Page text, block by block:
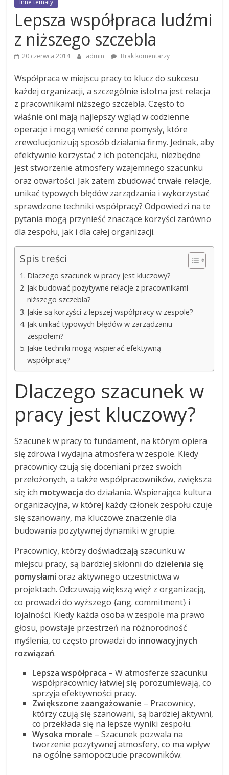
Inne tematy
Lepsza współpraca ludźmi
z niższego szczebla
20 czerwca 2014 admin Brak komentarzy
Współpraca w miejscu pracy to klucz do sukcesu
każdej organizacji, a szczególnie istotna jest relacja
z pracownikami niższego szczebla. Często to
właśnie oni mają najlepszy wgląd w codzienne
operacje i mogą wnieść cenne pomysły, które
zrewolucjonizują sposób działania firmy. Jednak, aby
efektywnie korzystać z ich potencjału, niezbędne
jest stworzenie atmosfery wzajemnego szacunku
oraz otwartości. Jak zatem zbudować trwałe relacje,
unikać typowych błędów zarządzania i wykorzystać
sprawdzone techniki współpracy? Odpowiedzi na te
pytania mogą przynieść znaczące korzyści zarówno
dla zespołu, jak i dla całej organizacji.
Spis treści
Dlaczego szacunek w pracy jest kluczowy?
Jak budować pozytywne relacje z pracownikami
niższego szczebla?
Jakie są korzyści z lepszej współpracy w zespole?
Jak unikać typowych błędów w zarządzaniu
zespołem?
Jakie techniki mogą wspierać efektywną
współpracę?
Dlaczego szacunek w
pracy jest kluczowy?
Szacunek w pracy to fundament, na którym opiera
się zdrowa i wydajna atmosfera w zespole. Kiedy
pracownicy czują się doceniani przez swoich
przełożonych, a także współpracowników, zwiększa
się ich motywacja do działania. Wspierająca kultura
organizacyjna, w której każdy członek zespołu czuje
się szanowany, ma kluczowe znaczenie dla
budowania pozytywnej dynamiki w grupie.
Pracownicy, którzy doświadczają szacunku w
miejscu pracy, są bardziej skłonni do dzielenia się
pomysłami oraz aktywnego uczestnictwa w
projektach. Odczuwają większą więź z organizacją,
co prowadzi do wyższego {ang. commitment} i
lojalności. Kiedy każda osoba w zespole ma prawo
głosu, powstaje przestrzeń na różnorodność
myślenia, co często prowadzi do innowacyjnych
rozwiązań.
Lepsza współpraca – W atmosferze szacunku
współpracownicy łatwiej się porozumiewają, co
sprzyja efektywności pracy.
Zwiększone zaangażowanie – Pracownicy,
którzy czują się szanowani, są bardziej aktywni,
co przekłada się na lepsze wyniki zespołu.
Wysoka morale – Szacunek pozwala na
tworzenie pozytywnej atmosfery, co ma wpływ
na ogólne samopoczucie pracowników.